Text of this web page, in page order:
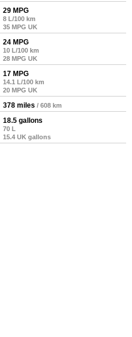
29 MPG
8 L/100 km
35 MPG UK
24 MPG
10 L/100 km
28 MPG UK
17 MPG
14.1 L/100 km
20 MPG UK
378 miles / 608 km
18.5 gallons
70 L
15.4 UK gallons